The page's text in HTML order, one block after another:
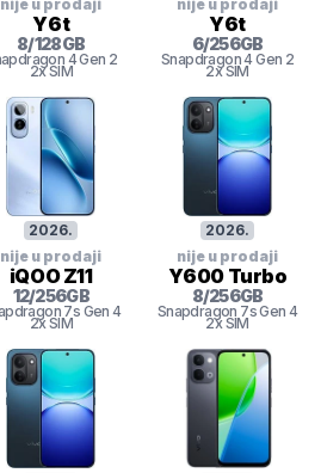
nije u prodaji
Y6t
8/128GB
4 Gen 2
2x SIM
nije u prodaji
Y6t
6/256GB
Snapdragon 4 Gen 2
2x SIM
2026.
nije u prodaji
iQOO Z11
12/256GB
7s Gen 4
2x SIM
2026.
nije u prodaji
Y600 Turbo
8/256GB
Snapdragon 7s Gen 4
2x SIM